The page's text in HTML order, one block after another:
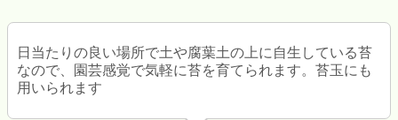
日当たりの良い場所で土や腐葉土の上に自生している苔
なので、園芸感覚で気軽に苔を育てられます。苔玉にも
用いられます